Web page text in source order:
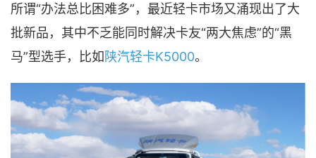
所谓“办法总比困难多”，最近轻卡市场又涌现出了大
批新品，其中不乏能同时解决卡友“两大焦虑”的“黑
马”型选手，比如陕汽轻卡K5000。